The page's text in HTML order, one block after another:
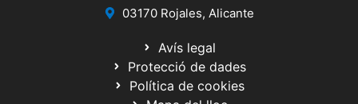
03170 Rojales, Alicante
Avís legal
Protecció de dades
Política de cookies